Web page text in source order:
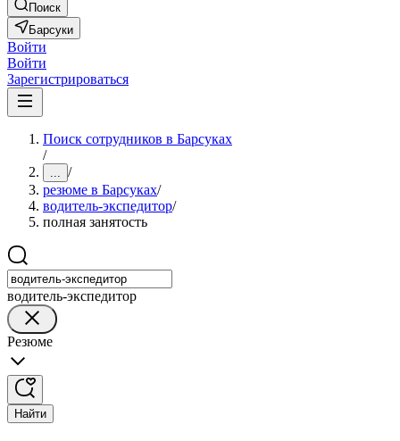
Поиск
Барсуки
Войти
Войти
Зарегистрироваться
Поиск сотрудников в Барсуках
/
... /
резюме в Барсуках/
водитель-экспедитор/
полная занятость
водитель-экспедитор
Резюме
Найти